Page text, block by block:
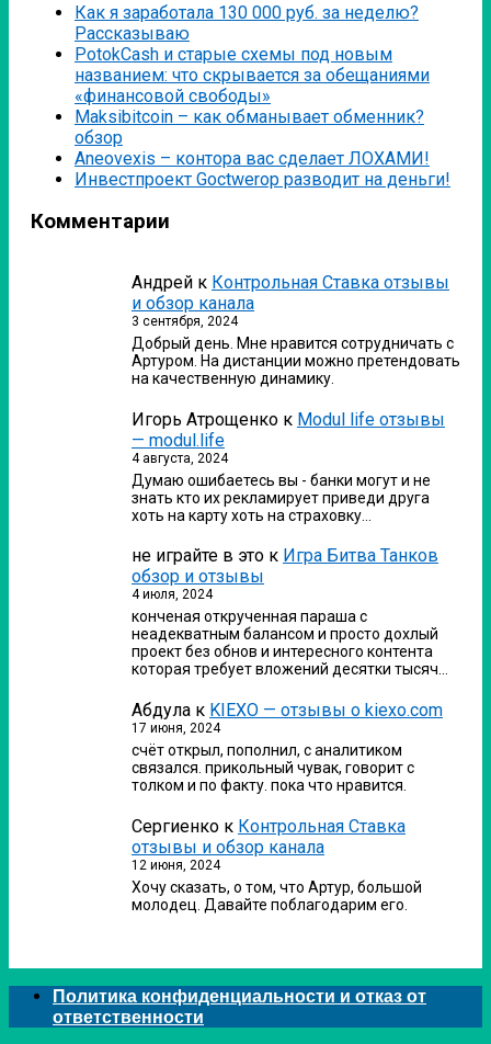
Как я заработала 130 000 руб. за неделю?
Рассказываю
PotokCash и старые схемы под новым
названием: что скрывается за обещаниями
«финансовой свободы»
Мaksibitcoin – как обманывает обменник?
обзор
Аneovexis – контора вас сделает ЛОХАМИ!
Инвестпроект Goctwerop разводит на деньги!
Комментарии
Андрей к Контрольная Ставка отзывы
и обзор канала
3 сентября, 2024
Добрый день. Мне нравится сотрудничать с
Артуром. На дистанции можно претендовать
на качественную динамику.
Игорь Атрощенко к Modul life отзывы
— modul.life
4 августа, 2024
Думаю ошибаетесь вы - банки могут и не
знать кто их рекламирует приведи друга
хоть на карту хоть на страховку…
не играйте в это к Игра Битва Танков
обзор и отзывы
4 июля, 2024
конченая открученная параша с
неадекватным балансом и просто дохлый
проект без обнов и интересного контента
которая требует вложений десятки тысяч…
Абдула к KIEXO — отзывы о kiexo.com
17 июня, 2024
счёт открыл, пополнил, с аналитиком
связался. прикольный чувак, говорит с
толком и по факту. пока что нравится.
Сергиенко к Контрольная Ставка
отзывы и обзор канала
12 июня, 2024
Хочу сказать, о том, что Артур, большой
молодец. Давайте поблагодарим его.
Политика конфиденциальности и отказ от
ответственности